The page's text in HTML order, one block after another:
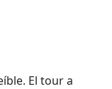
El tour a